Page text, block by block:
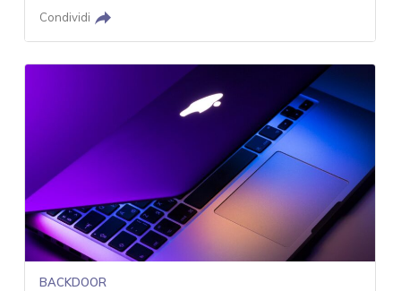
Condividi
BACKDOOR